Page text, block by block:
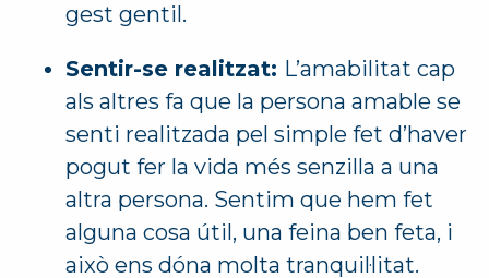
gest gentil.
Sentir-se realitzat: L’amabilitat cap
als altres fa que la persona amable se
senti realitzada pel simple fet d’haver
pogut fer la vida més senzilla a una
altra persona. Sentim que hem fet
alguna cosa útil, una feina ben feta, i
això ens dóna molta tranquil·litat.